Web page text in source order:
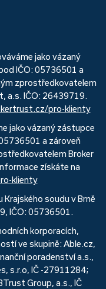
jako vázaný
IČO: 05736501 a
zprostředkovatelem
a.s. IČO: 26439719.
pro-klienty
jako vázaný zástupce
a zároveň
Broker
získáte na
klienty
soudu v Brně
IČO: 05736501.
korporacích,
ve skupině: Able.cz,
poradenství a.s.,
s.r.o, IČ -27911284;
Group, a.s., IČ